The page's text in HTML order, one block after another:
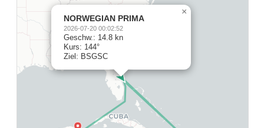
NORWEGIAN PRIMA
2026-07-20 00:02:52
Geschw.: 14.8 kn
Kurs: 144°
Ziel: BSGSC
×